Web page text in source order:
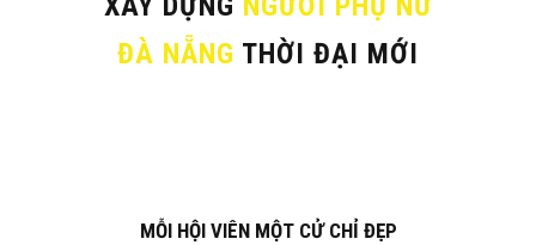
ĐÀ NẴNG THỜI ĐẠI MỚI
MỖI HỘI VIÊN MỘT CỬ CHỈ ĐẸP